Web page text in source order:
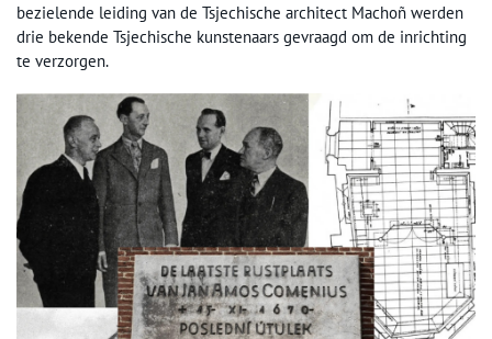
bezielende leiding van de Tsjechische architect Machoñ werden
drie bekende Tsjechische kunstenaars gevraagd om de inrichting
te verzorgen.